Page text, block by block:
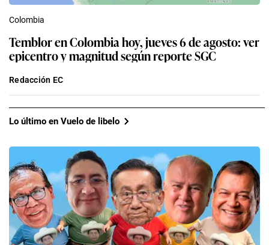
Colombia
Temblor en Colombia hoy, jueves 6 de agosto: ver
epicentro y magnitud según reporte SGC
Redacción EC
Lo último en Vuelo de libelo